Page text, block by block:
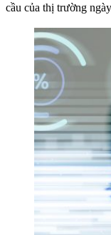
cầu của thị trường